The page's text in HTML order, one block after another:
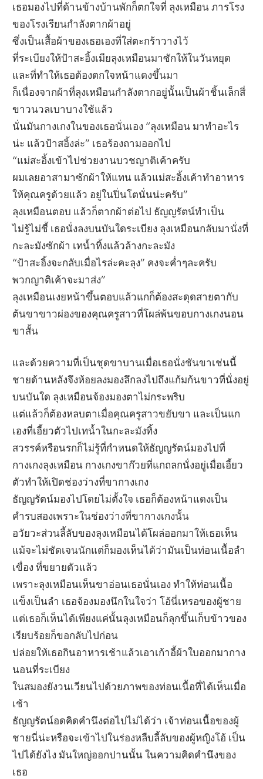
เธอมองไปที่ด้านข้างบ้านพักก็ตกใจที่ ลุงเหมือน ภารโรง
ของโรงเรียนกำลังตากผ้าอยู่
ซึ่งเป็นเสื้อผ้าของเธอเองที่ใส่ตะกร้าวางไว้
ที่ระเบียงให้ป้าสะอิ้งเมียลุงเหมือนมาซักให้ในวันหยุด
และที่ทำให้เธอต้องตกใจหน้าแดงขึ้นมา
ก็เนื่องจากผ้าที่ลุงเหมือนกำลังตากอยู่นั้นเป็นผ้าชิ้นเล็กสี่
ขาวนวลเบาบางใช้แล้ว
นั่นมันกางเกงในของเธอนั่นเอง “ลุงเหมือน มาทำอะไร
น่ะ แล้วป้าสอิ้งล่ะ” เธอร้องถามออกไป
“แม่สะอิ้งเข้าไปช่วยงานบวชญาติเค้าครับ
ผมเลยอาสามาซักผ้าให้แทน แล้วแม่สะอิ้งเค้าทำอาหาร
ให้คุณครูด้วยแล้ว อยู่ในปิ่นโตนั่นน่ะครับ”
ลุงเหมือนตอบ แล้วก็ตากผ้าต่อไป ธัญญรัตน์ทำเป็น
ไม่รู้ไม่ชี้ เธอนั่งลงบนบันใดระเบียง ลุงเหมือนกลับมานั่งที่
กะละมังซักผ้า เทน้ำทิ้งแล้วล้างกะละมัง
“ป้าสะอิ้งจะกลับเมื่อไรล่ะคะลุง” คงจะค่ำๆละครับ
พวกญาติเค้าจะมาส่ง”
ลุงเหมือนเงยหน้าขึ้นตอบแล้วแกก็ต้องสะดุดสายตากับ
ต้นขาขาวผ่องของคุณครูสาวที่โผล่พ้นขอบกางเกงนอน
ขาสั้น
และด้วยความที่เป็นชุดขาบานเมื่อเธอนั่งชันขาเช่นนี้
ชายด้านหลังจึงห้อยลงมองลึกลงไปถึงแก้มก้นขาวที่นั่งอยู่
บนบันใด ลุงเหมือนจ้องมองตาไม่กระพริบ
แต่แล้วก็ต้องหลบตาเมื่อคุณครูสาวขยับขา และเป็นแก
เองที่เอี้ยวตัวไปเทน้ำในกะละมังทิ้ง
สวรรค์หรือนรกก็ไม่รู้ที่กำหนดให้ธัญญรัตน์มองไปที่
กางเกงลุงเหมือน กางเกงขาก๊วยที่แกถลกนั่งอยู่เมื่อเอี้ยว
ตัวทำให้เปิดช่องว่างที่ขากางเกง
ธัญญรัตน์มองไปโดยไม่ตั้งใจ เธอก็ต้องหน้าแดงเป็น
คำรบสองเพราะในช่องว่างที่ขากางเกงนั้น
อวัยวะส่วนลี้ลับของลุงเหมือนได้โผล่ออกมาให้เธอเห็น
แม้จะไม่ชัดเจนนักแต่ก็มองเห็นได้ว่ามันเป็นท่อนเนื้อลำ
เขื่อง ที่ขยายตัวแล้ว
เพราะลุงเหมือนเห็นขาอ่อนเธอนั่นเอง ทำให้ท่อนเนื้อ
แข็งเป็นลำ เธอจ้องมองนึกในใจว่า โอ้นี่เหรอของผู้ชาย
แต่เธอก็เห็นได้เพียงแค่นั้นลุงเหมือนก็ลุกขึ้นเก็บข้าวของ
เรียบร้อยก็ขอกลับไปก่อน
ปล่อยให้เธอกินอาหารเช้าแล้วเอาเก้าอี้ผ้าใบออกมากาง
นอนที่ระเบียง
ในสมองยังวนเวียนไปด้วยภาพของท่อนเนื้อที่ได้เห็นเมื่อ
เช้า
ธัญญรัตน์อดคิดคำนึงต่อไปไม่ได้ว่า เจ้าท่อนเนื้อของผู้
ชายนี่น่ะหรือจะเข้าไปในร่องหลืบลี้ลับของผู้หญิงโอ้ เป็น
ไปได้ยังไง มันใหญ่ออกปานนั้น ในความคิดคำนึงของ
เธอ